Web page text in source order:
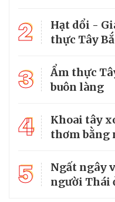
2
Hạt dổi -
thực Tây
3
Ẩm thực
buôn làng
4
Khoai tây
thơm bằng
5
Ngất ngây
người Thái